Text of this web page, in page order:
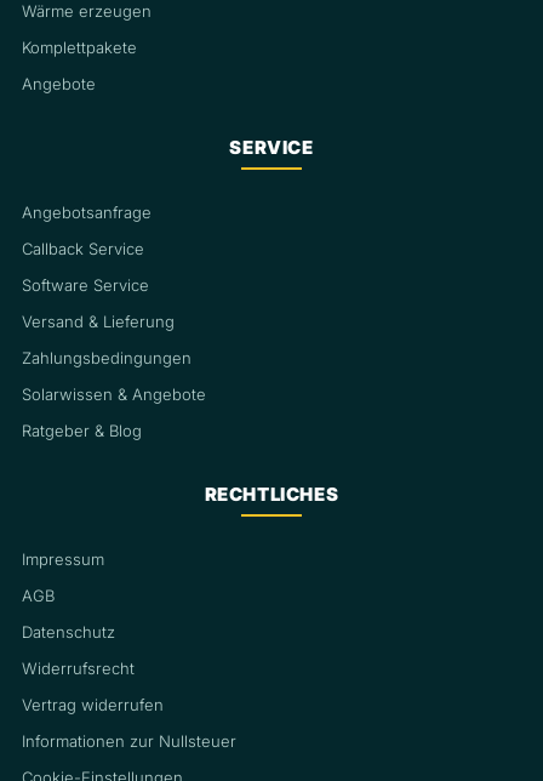
Wärme erzeugen
Komplettpakete
Angebote
SERVICE
Angebotsanfrage
Callback Service
Software Service
Versand & Lieferung
Zahlungsbedingungen
Solarwissen & Angebote
Ratgeber & Blog
RECHTLICHES
Impressum
AGB
Datenschutz
Widerrufsrecht
Vertrag widerrufen
Informationen zur Nullsteuer